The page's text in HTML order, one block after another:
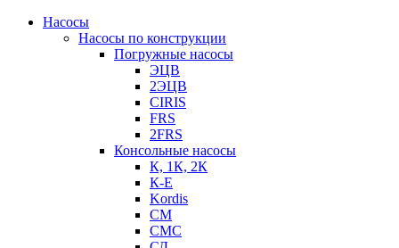
Насосы
Насосы по конструкции
Погружные насосы
ЭЦВ
2ЭЦВ
CIRIS
FRS
2FRS
Консольные насосы
К, 1К, 2К
К-Е
Kordis
СМ
СМС